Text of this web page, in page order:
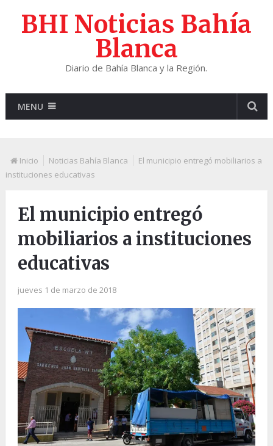
BHI Noticias Bahía
Blanca
Diario de Bahía Blanca y la Región.
MENU
Inicio Noticias Bahía Blanca
El municipio entregó mobiliarios a
instituciones educativas
El municipio entregó
mobiliarios a instituciones
educativas
jueves 1 de marzo de 2018